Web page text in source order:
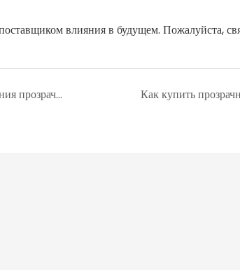
влияния в будущем. Пожалуйста,
Как насчет перспектив применения прозрачной пленки ПВХ производства Lin-Yang? Как купить